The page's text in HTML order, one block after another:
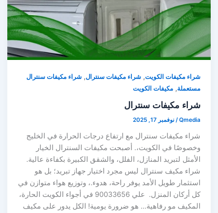
شراء مكيفات الكويت,شراء مكيفات سنترال,شراء مكيفات سنترال
مستعملة,مكيفات الكويت
شراء مكيفات سنترال
Qmedia
/نوفمبر 17, 2025
شراء مكيفات سنترال مع ارتفاع درجات الحرارة في الخليج
وخصوصًا في الكويت،. أصبحت مكيفات السنترال الخيار
الأمثل لتبريد المنازل، الفلل، والشقق الكبيرة بكفاءة عالية.
شراء مكيف سنترال ليس مجرد اختيار جهاز تبريد؛ بل هو
استثمار طويل الأمد يوفر راحة، هدوء.، وتوزيع هواء متوازن في
كل أركان المنزل. علي 90033656 في أجواء الكويت الحارة،
المكيف مو رفاهية… هو ضرورة يومية! الكل يدور على مكيف